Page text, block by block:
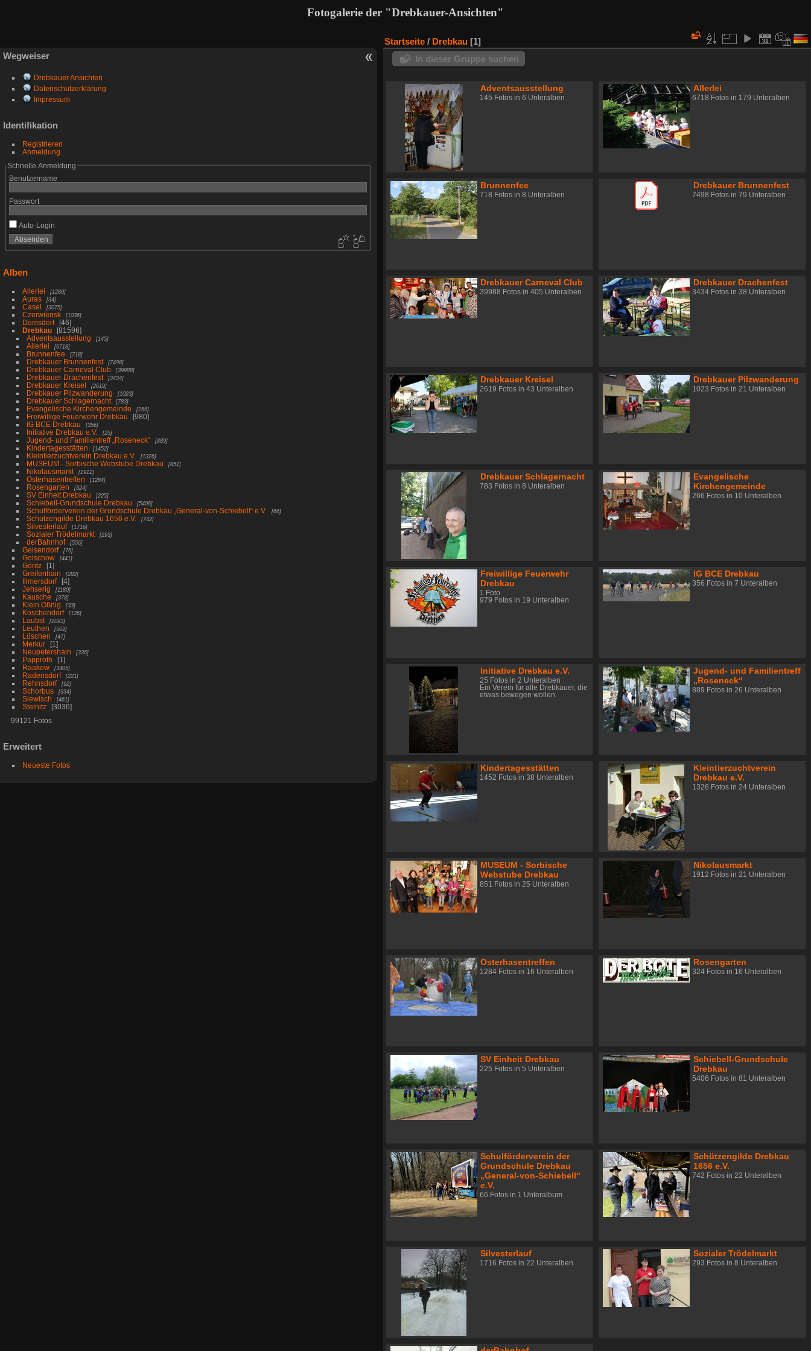
Fotogalerie der "Drebkauer-Ansichten"
Wegweiser
Drebkauer Ansichten
Datenschutzerklärung
Impressum
Identifikation
Registrieren
Anmeldung
Schnelle Anmeldung
Benutzername
Passwort
Auto-Login
Alben
Allerlei 1280
Auras 34
Casel 3075
Czerwiensk 1036
Domsdorf
46
Drebkau
81596
Adventsausstellung
145
Allerlei 6718
Brunnenfee 718
Drebkauer Brunnenfest 7498
Drebkauer Carneval Club 39988
Drebkauer Drachenfest 3434
Drebkauer Kreisel 2619
Drebkauer Pilzwanderung 1023
Drebkauer Schlagernacht 783
Evangelische Kirchengemeinde 266
Freiwillige Feuerwehr Drebkau
980
IG BCE Drebkau
356
Initiative Drebkau e.V. 25
Jugend- und Familientreff „Roseneck“ 889
Kindertagesstätten 1452
Kleintierzuchtverein Drebkau e.V. 1326
MUSEUM - Sorbische Webstube Drebkau 851
Nikolausmarkt 1912
Osterhasentreffen 1284
Rosengarten 324
SV Einheit Drebkau 225
Schiebell-Grundschule Drebkau 5406
Schulförderverein der Grundschule Drebkau „General-von-Schiebell“ e.V. 66
Schützengilde Drebkau 1656 e.V. 742
Silvesterlauf 1716
Sozialer Trödelmarkt 293
derBahnhof 556
Geisendorf 76
Golschow 441
Göritz
1
Greifenhain
282
Illmersdorf
4
Jehserig
1180
Kausche 378
Klein Oßnig 33
Koschendorf 126
Laubst 1093
Leuthen 509
Löschen 47
Merkur
1
Neupetershain
336
Papproth
1
Raakow
3405
Radensdorf 221
Rehnsdorf 92
Schorbus 334
Siewisch 461
Steinitz
3036
99121 Fotos
Erweitert
Neueste Fotos
Startseite / Drebkau 1
In dieser Gruppe suchen
Adventsausstellung
145 Fotos in 6 Unteralben
Allerlei
6718 Fotos in 179 Unteralben
Brunnenfee
718 Fotos in 8 Unteralben
Drebkauer Brunnenfest
7498 Fotos in 79 Unteralben
Drebkauer Carneval Club
39988 Fotos in 405 Unteralben
Drebkauer Drachenfest
3434 Fotos in 38 Unteralben
Drebkauer Kreisel
2619 Fotos in 43 Unteralben
Drebkauer Pilzwanderung
1023 Fotos in 21 Unteralben
Drebkauer Schlagernacht
783 Fotos in 8 Unteralben
Evangelische
Kirchengemeinde
266 Fotos in 10 Unteralben
Freiwillige Feuerwehr
Drebkau
1 Foto
979 Fotos in 19 Unteralben
IG BCE Drebkau
356 Fotos in 7 Unteralben
Initiative Drebkau e.V.
25 Fotos in 2 Unteralben
Ein Verein für alle Drebkauer, die
etwas bewegen wollen.
Jugend- und Familientreff
„Roseneck“
889 Fotos in 26 Unteralben
Kindertagesstätten
1452 Fotos in 38 Unteralben
Kleintierzuchtverein
Drebkau e.V.
1326 Fotos in 24 Unteralben
MUSEUM - Sorbische
Webstube Drebkau
851 Fotos in 25 Unteralben
Nikolausmarkt
1912 Fotos in 21 Unteralben
Osterhasentreffen
1284 Fotos in 16 Unteralben
Rosengarten
324 Fotos in 16 Unteralben
SV Einheit Drebkau
225 Fotos in 5 Unteralben
Schiebell-Grundschule
Drebkau
5406 Fotos in 81 Unteralben
Schulförderverein der
Grundschule Drebkau
„General-von-Schiebell“
e.V.
66 Fotos in 1 Unteralbum
Schützengilde Drebkau
1656 e.V.
742 Fotos in 22 Unteralben
Silvesterlauf
1716 Fotos in 22 Unteralben
Sozialer Trödelmarkt
293 Fotos in 8 Unteralben